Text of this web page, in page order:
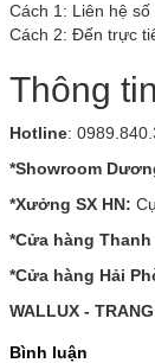
Cách 1: Liên hệ số
Cách 2: Đến trực
Thông
Hotline:
*Showroom
*Xưởng SX HN:
*Cửa hàng Thanh
*Cửa hàng Hải
WALLUX -
Bình luận